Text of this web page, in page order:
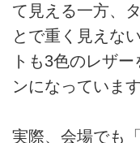
て見える一方、
とで重く見えな
トも3色のレザ
ンになっています
実際、会場でも